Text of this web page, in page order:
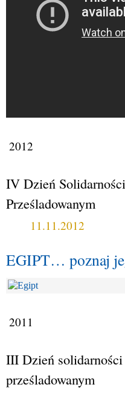
2012
IV Dzień
Prześladowanym
11.11.2012
EGIPT… poznaj
2011
III Dzień solidarności
prześladowanym